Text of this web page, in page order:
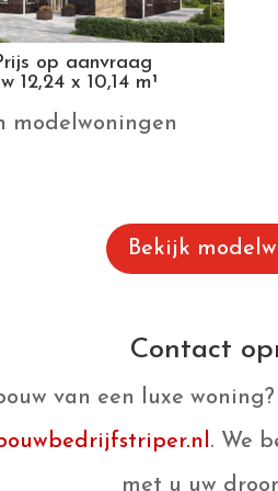
op aanvraag
12,24 x 10,14 m¹
modelwoningen
Bekijk
Contact
van een luxe
. We
met u uw